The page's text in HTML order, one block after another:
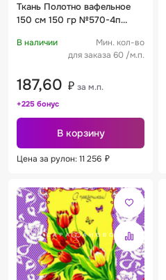
Ткань Полотно вафельное
150 см 150 гр №570-4п
В наличии
Мин. кол-во
для заказа 60 /м.п.
187,60 ₽ за м.п.
+225 бонус
В корзину
Цена за рулон: 11 256 ₽